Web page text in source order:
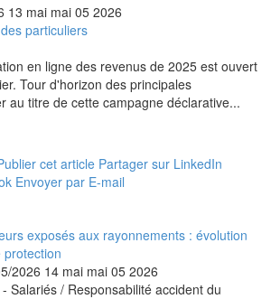
13 mai mai 05 2026
particuliers
en ligne des revenus de 2025 est ouvert
Tour d'horizon des principales
au titre de cette campagne déclarative...
cet article Partager sur LinkedIn
Envoyer par E-mail
exposés aux rayonnements : évolution
2026 14 mai mai 05 2026
Salariés / Responsabilité accident du